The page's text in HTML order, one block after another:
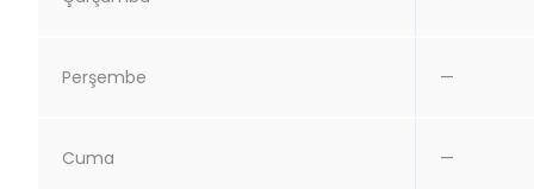
Perşembe —
Cuma —